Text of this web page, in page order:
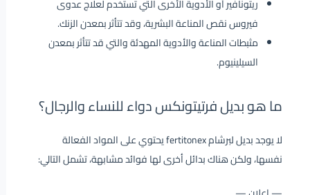
ريتونافير أو الأدوية الأخرى التي تستخدم لعلاج عدوى
فيروس نقص المناعة البشرية، وقد تتأثر بمعدن الزنك.
مثبطات المناعة والأدوية المهدئة والتي قد تتأثر بمعدن
السيلينيوم.
ما هو بديل فرتيتونكس دواء للنساء والرجال؟
لا يوجد بديل لبرشام fertitonex يحتوي على المواد الفعالة
نفسها، ولكن هناك بدائل أخرى لها فوائد مشابهة، تشمل التالي: